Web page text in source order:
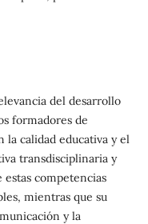
del desarrollo
formadores de
la calidad educativa y el
transdisciplinaria y
estas competencias
mientras que su
y la